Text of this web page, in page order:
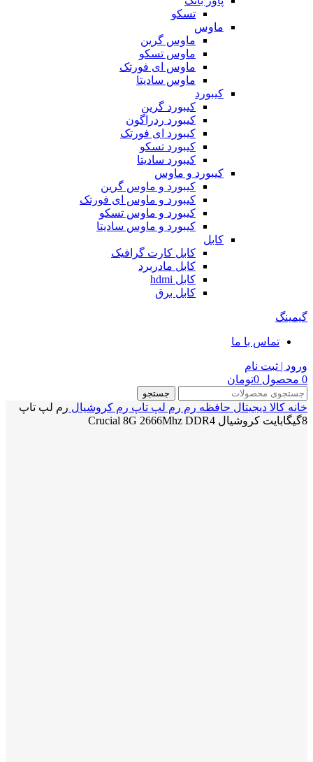
تسکو
ماوس
ماوس گرین
ماوس تسکو
ماوس ای فورتک
ماوس سادیتا
کیبورد
کیبورد گرین
کیبورد ردراگون
کیبورد ای فورتک
کیبورد تسکو
کیبورد سادیتا
کیبورد و ماوس
کیبورد و ماوس گرین
کیبورد و ماوس ای فورتک
کیبورد و ماوس تسکو
کیبورد و ماوس سادیتا
کابل
کابل کارت گرافیک
کابل مادربرد
کابل hdmi
کابل برق
گیمینگ
تماس با ما
ورود | ثبت نام
0 محصول 0تومان
جستجو
خانه کالا دیجیتال حافظه رم رم لپ تاپ رم کروشیال رم لپ تاپ
8گیگابایت کروشیال Crucial 8G 2666Mhz DDR4